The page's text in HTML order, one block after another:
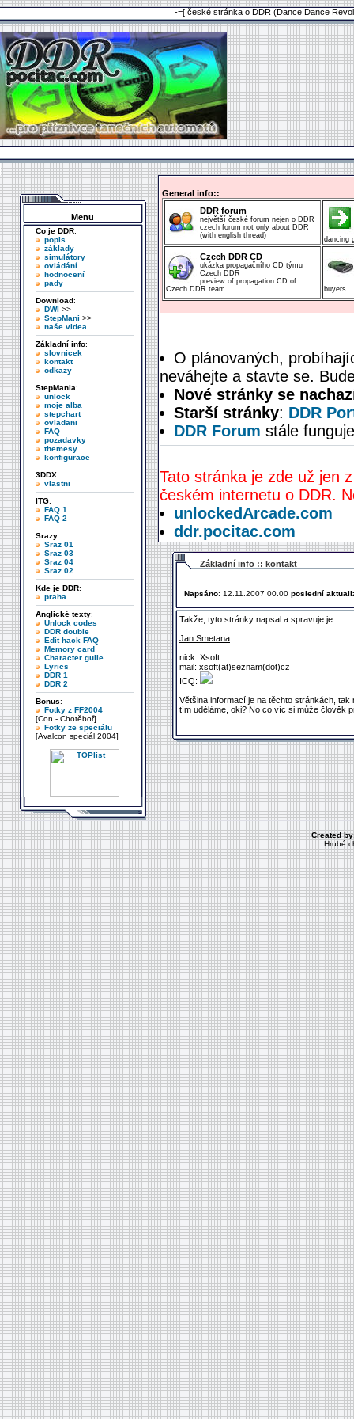
-=[ české stránka o DDR (Dance Dance
Menu
Co je DDR:
popis
základy
simulátory
ovládání
hodnocení
pady
Download:
DWI>>
StepMani >>
naše videa
Základní info:
slovnicek
kontakt
odkazy
StepMania:
unlock
moje alba
stepchart
ovladani
FAQ
pozadavky
themesy
konfigurace
3DDX:
vlastni
ITG:
FAQ 1
FAQ 2
Srazy:
Sraz 01
Sraz 03
Sraz 04
Sraz 02
Kde je DDR:
praha
Anglické texty:
Unlock codes
DDR double
Edit hack FAQ
Memory card
Character guile
Lyrics
DDR 1
DDR 2
Bonus:
Fotky z FF2004
[Con - Chotěboř]
Fotky ze speciálu
[Avalcon speciál 2004]
General info::
DDR forum
největší české forum nejen o DDR
czech forum not only about DDR
(with english thread)
dancing
Czech DDR CD
ukázka propagačního CD týmu
Czech DDR
preview of propagation CD of
Czech DDR team
buyers
O plánovaných,
neváhejte a stavte se.
Nové stránky se
Starší stránky: DDR
DDR Forum stále
Tato stránka je zde už jen
českém internetu o DDR.
unlockedArcade.com
ddr.pocitac.com
Základní info :: kontakt
Napsáno: 12.11.2007 00.00 poslední
Takže, tyto stránky napsal a spravuje je:
Jan Smetana
nick: Xsoft
mail: xsoft(at)seznam(dot)cz
ICQ:
Většina informací je na těchto stránkách,
tím uděláme, oki? No co víc si může člověk
Created by
Hrubé